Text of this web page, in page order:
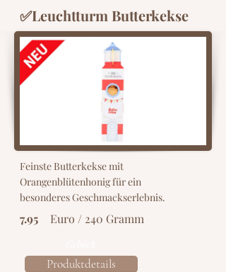
✅Leuchtturm Butterkekse
Feinste Butterkekse mit
Orangenblütenhonig für ein
besonderes Geschmackserlebnis.
7.95 Euro / 240 Gramm
Produktdetails